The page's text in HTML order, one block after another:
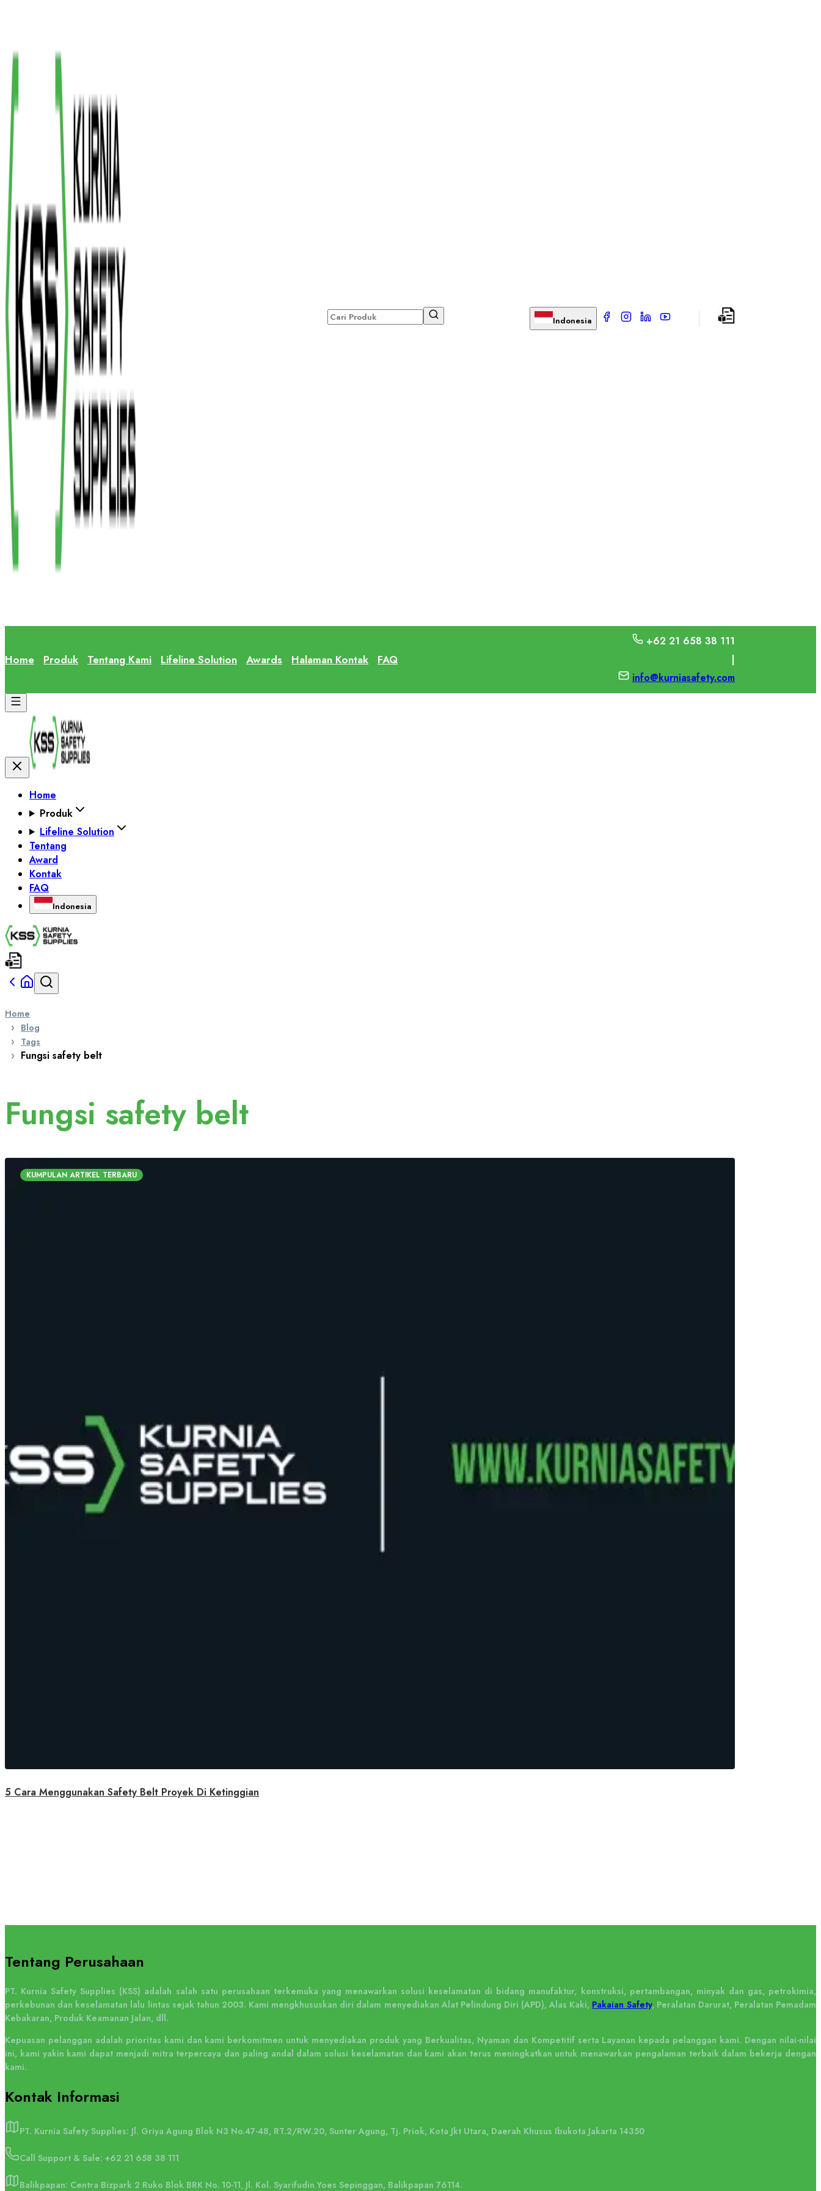
Indonesia
Home Produk Tentang Kami Lifeline Solution Awards Halaman Kontak FAQ
+62 21 658 38 111
|
info@kurniasafety.com
Home
Produk
Lifeline Solution
Tentang
Award
Kontak
FAQ
Indonesia
Home
Blog
Tags
Fungsi safety belt
Fungsi safety belt
KUMPULAN ARTIKEL TERBARU
5 Cara Menggunakan Safety Belt Proyek Di Ketinggian
Tentang Perusahaan
PT. Kurnia Safety Supplies (KSS) adalah salah satu perusahaan terkemuka yang menawarkan solusi keselamatan di bidang manufaktur, konstruksi, pertambangan, minyak dan gas, petrokimia,
perkebunan dan keselamatan lalu lintas sejak tahun 2003. Kami mengkhususkan diri dalam menyediakan Alat Pelindung Diri (APD), Alas Kaki, Pakaian Safety, Peralatan Darurat, Peralatan Pemadam
Kebakaran, Produk Keamanan Jalan, dll.
Kepuasan pelanggan adalah prioritas kami dan kami berkomitmen untuk menyediakan produk yang Berkualitas, Nyaman dan Kompetitif serta Layanan kepada pelanggan kami. Dengan nilai-nilai
ini, kami yakin kami dapat menjadi mitra terpercaya dan paling andal dalam solusi keselamatan dan kami akan terus meningkatkan untuk menawarkan pengalaman terbaik dalam bekerja dengan
kami.
Kontak Informasi
PT. Kurnia Safety Supplies: Jl. Griya Agung Blok N3 No.47-48, RT.2/RW.20, Sunter Agung, Tj. Priok, Kota Jkt Utara, Daerah Khusus Ibukota Jakarta 14350
Call Support & Sale: +62 21 658 38 111
Balikpapan: Centra Bizpark 2 Ruko Blok BRK No. 10-11, Jl. Kol. Syarifudin Yoes Sepinggan, Balikpapan 76114.